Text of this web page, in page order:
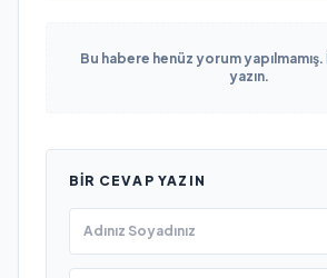
Bu habere henüz yorum
yazın.
BIR CEVAP YAZIN